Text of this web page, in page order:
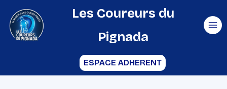
contenu
Les Coureurs du
Pignada
ESPACE ADHERENT